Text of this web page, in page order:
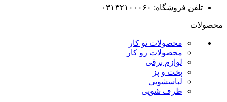
تلفن فروشگاه: ۰۳۱۳۲۱۰۰۰۶۰
محصولات
محصولات تو کار
محصولات رو کار
لوازم برقی
پخت و پز
لباسشویی
ظرف شویی